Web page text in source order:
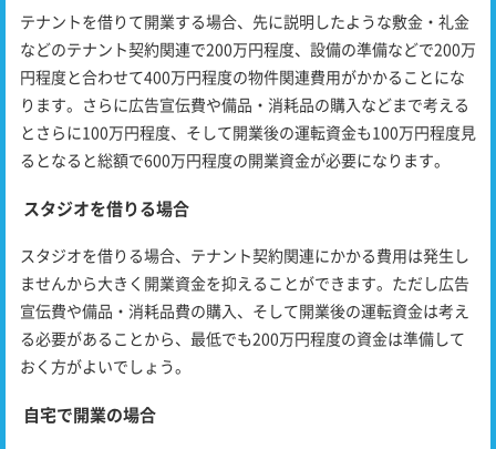
テナントを借りて開業する場合、先に説明したような敷金・礼金
などのテナント契約関連で200万円程度、設備の準備などで200万
円程度と合わせて400万円程度の物件関連費用がかかることにな
ります。さらに広告宣伝費や備品・消耗品の購入などまで考える
とさらに100万円程度、そして開業後の運転資金も100万円程度見
るとなると総額で600万円程度の開業資金が必要になります。
スタジオを借りる場合
スタジオを借りる場合、テナント契約関連にかかる費用は発生し
ませんから大きく開業資金を抑えることができます。ただし広告
宣伝費や備品・消耗品費の購入、そして開業後の運転資金は考え
る必要があることから、最低でも200万円程度の資金は準備して
おく方がよいでしょう。
自宅で開業の場合